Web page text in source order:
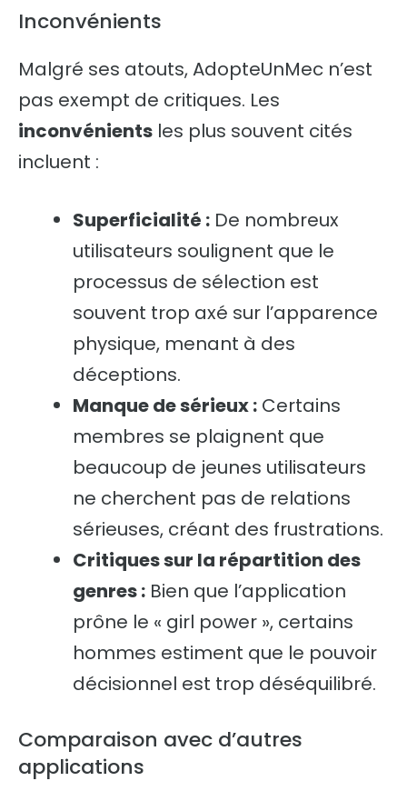
Inconvénients
Malgré ses atouts, AdopteUnMec n’est
pas exempt de critiques. Les
inconvénients les plus souvent cités
incluent :
Superficialité : De nombreux
utilisateurs soulignent que le
processus de sélection est
souvent trop axé sur l’apparence
physique, menant à des
déceptions.
Manque de sérieux : Certains
membres se plaignent que
beaucoup de jeunes utilisateurs
ne cherchent pas de relations
sérieuses, créant des frustrations.
Critiques sur la répartition des
genres : Bien que l’application
prône le « girl power », certains
hommes estiment que le pouvoir
décisionnel est trop déséquilibré.
Comparaison avec d’autres
applications